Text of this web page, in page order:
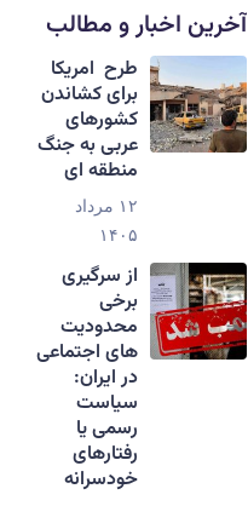
آخرین اخبار و مطالب
طرح امریکا
برای کشاندن
کشورهای
عربی به جنگ
منطقه ای
۱۲ مرداد
۱۴۰۵
از سرگیری
برخی
محدودیت
های اجتماعی
در ایران:
سیاست
رسمی یا
رفتارهای
خودسرانه